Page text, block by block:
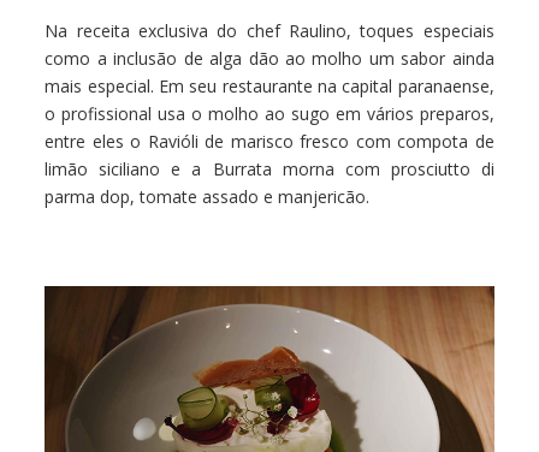
Na receita exclusiva do chef Raulino, toques especiais
como a inclusão de alga dão ao molho um sabor ainda
mais especial. Em seu restaurante na capital paranaense,
o profissional usa o molho ao sugo em vários preparos,
entre eles o Ravióli de marisco fresco com compota de
limão siciliano e a Burrata morna com prosciutto di
parma dop, tomate assado e manjericão.